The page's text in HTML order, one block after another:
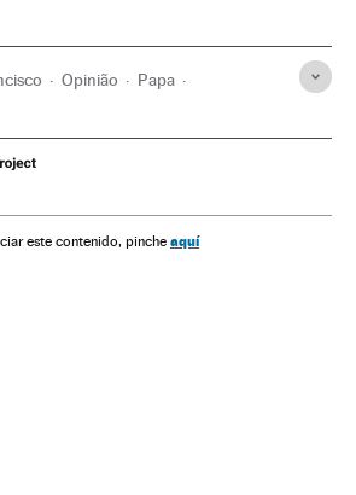
Opinião Papa
este contenido, pinche aquí